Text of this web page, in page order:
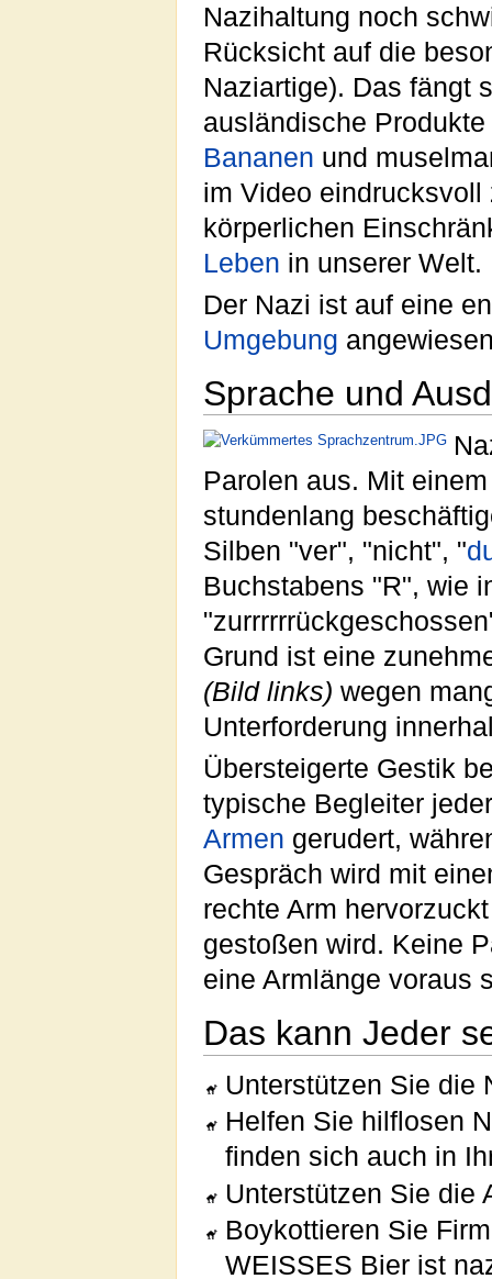
Nazihaltung noch
Rücksicht auf die
Naziartige). Das fängt
ausländische
Bananen und
im Video
körperlichen
Leben in unserer Welt.
Der Nazi ist auf eine
Umgebung
Sprache und
Parolen aus. Mit
stundenlang
Silben "ver", "nicht", "
Buchstabens "R", wie
Grund ist eine
(Bild links) wegen
Unterforderung
Übersteigerte Gestik
typische Begleiter
Armen gerudert,
Gespräch wird mit
rechte Arm
gestoßen wird. Keine
eine Armlänge voraus
Das kann Jeder
Unterstützen Sie die
Helfen Sie hilflosen
finden sich auch in
Unterstützen Sie die
Boykottieren Sie
WEISSES Bier ist